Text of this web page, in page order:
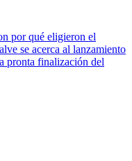
por qué eligieron el
se acerca al lanzamiento
pronta finalización del